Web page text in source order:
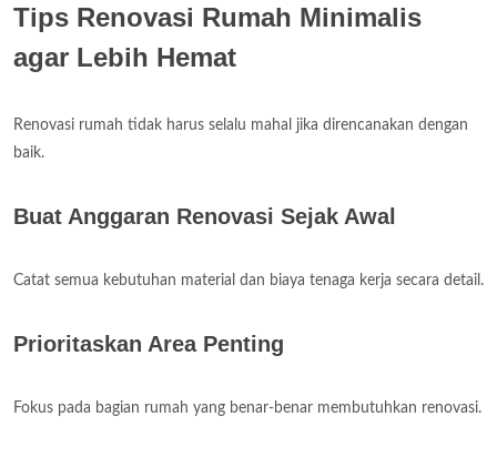
Tips Renovasi Rumah Minimalis
agar Lebih Hemat
Renovasi rumah tidak harus selalu mahal jika direncanakan dengan
baik.
Buat Anggaran Renovasi Sejak Awal
Catat semua kebutuhan material dan biaya tenaga kerja secara detail.
Prioritaskan Area Penting
Fokus pada bagian rumah yang benar-benar membutuhkan renovasi.